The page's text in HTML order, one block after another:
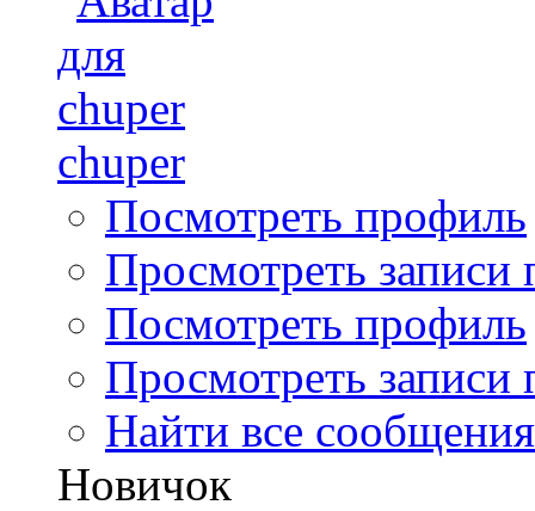
chuper
Посмотреть профиль
Просмотреть записи
Посмотреть профиль
Просмотреть записи
Найти все
Новичок